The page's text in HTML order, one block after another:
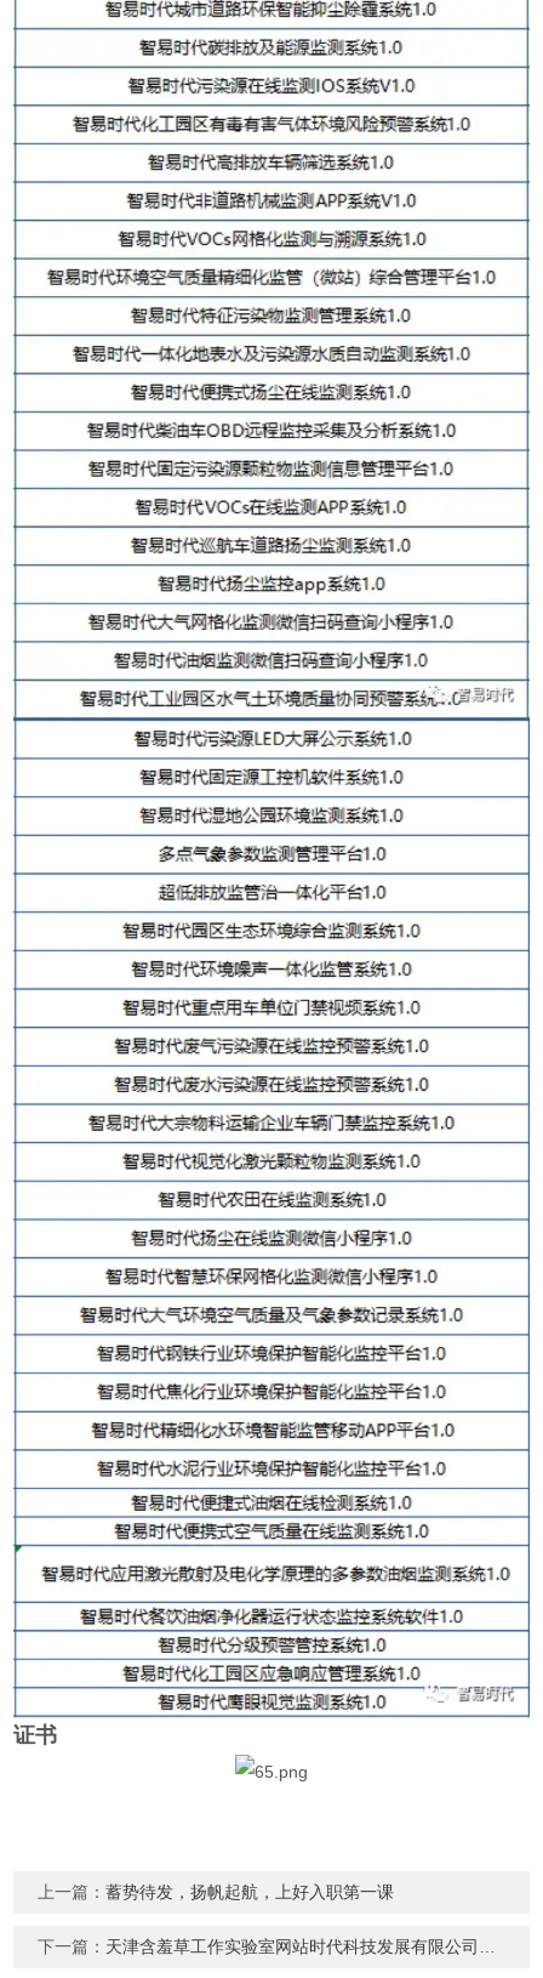
证书
上一篇：蓄势待发，扬帆起航，上好入职第一课
下一篇： 天津含羞草工作实验室网站时代科技发展有限公司上榜“2022智慧钢城优秀技术供应商”！